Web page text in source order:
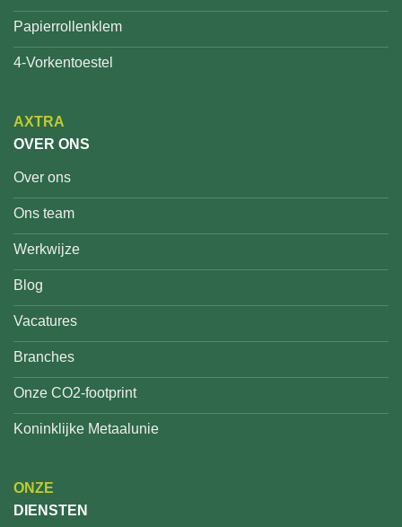
Papierrollenklem
4-Vorkentoestel
AXTRA
OVER ONS
Over ons
Ons team
Werkwijze
Blog
Vacatures
Branches
Onze CO2-footprint
Koninklijke Metaalunie
ONZE
DIENSTEN